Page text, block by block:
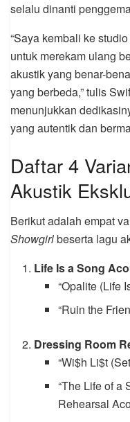
selalu dinanti
“Saya kembali ke
untuk merekam ulang
akustik yang benar-
yang berbeda,” tulis
menunjukkan
yang autentik dan
Daftar 4
Akustik
Berikut adalah empat
Showgirlbeserta lagu
Life Is a Song
“Opalite (Life
“Ruin the
Dressing Room
“Wi$h Li$t
“The Life of a
Rehearsal